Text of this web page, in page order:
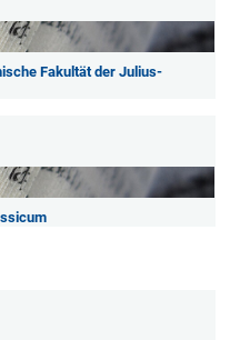
Fakultät der Julius-